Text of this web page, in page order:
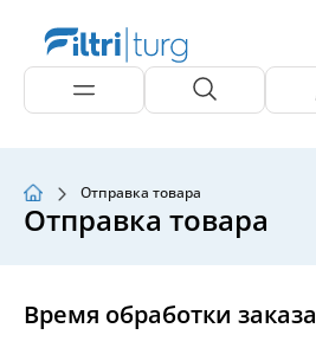
Отправка товара
Отправка товара
Время обработки заказа